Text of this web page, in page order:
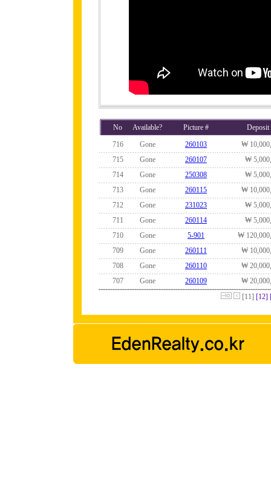
No Available? Picture #
Deposit
716
Gone 260103
₩
715
Gone 260107
₩
714
Gone 250308
₩
713
Gone 260115
₩
712
Gone 231023
₩
711
Gone 260114
₩
710
Gone 5-901
₩
709
Gone 260111
₩
708
Gone 260110
₩
707
Gone 260109
₩
[11] [12]